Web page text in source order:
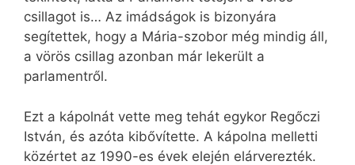
csillagot is… Az imádságok is bizonyára
segítettek, hogy a Mária-szobor még mindig áll,
a vörös csillag azonban már lekerült a
parlamentről.
Ezt a kápolnát vette meg tehát egykor Regőczi
István, és azóta kibővítette. A kápolna melletti
közértet az 1990-es évek elején elárverezték.